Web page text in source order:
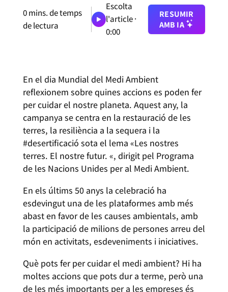
0mins. de temps
de lectura
Escolta
l'article ·
0:00
RESUMIR
AMB IA
En el dia Mundial del Medi Ambient
reflexionem sobre quines accions es poden fer
per cuidar el nostre planeta. Aquest any, la
campanya se centra en la restauració de les
terres, la resiliència a la sequera i la
#desertificació sota el lema «Les nostres
terres. El nostre futur. «, dirigit pel Programa
de les Nacions Unides per al Medi Ambient.
En els últims 50 anys la celebració ha
esdevingut una de les plataformes amb més
abast en favor de les causes ambientals, amb
la participació de milions de persones arreu del
món en activitats, esdeveniments i iniciatives.
Què pots fer per cuidar el medi ambient? Hi ha
moltes accions que pots dur a terme, però una
de les més importants per a les empreses és